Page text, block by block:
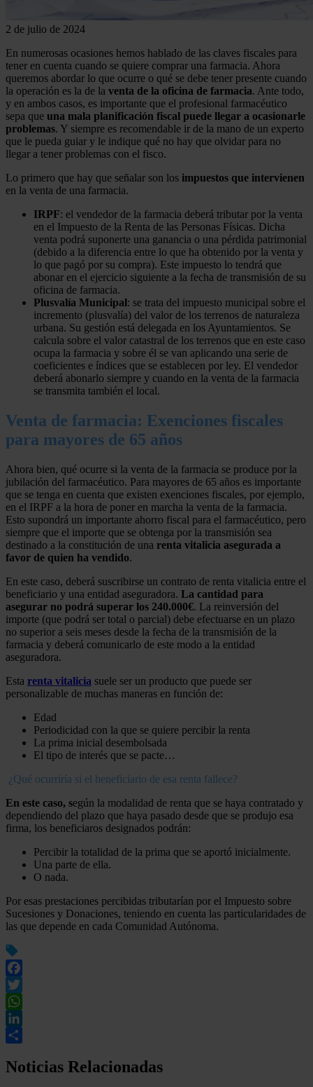
2 de julio de 2024
En numerosas ocasiones hemos hablado de las claves fiscales para
tener en cuenta cuando se quiere comprar una farmacia. Ahora
queremos abordar lo que ocurre o qué se debe tener presente cuando
la operación es la de la venta de la oficina de farmacia. Ante todo,
y en ambos casos, es importante que el profesional farmacéutico
sepa que una mala planificación fiscal puede llegar a ocasionarle
problemas. Y siempre es recomendable ir de la mano de un experto
que le pueda guiar y le indique qué no hay que olvidar para no
llegar a tener problemas con el fisco.
Lo primero que hay que señalar son los impuestos que intervienen
en la venta de una farmacia.
IRPF: el vendedor de la farmacia deberá tributar por la venta
en el Impuesto de la Renta de las Personas Físicas. Dicha
venta podrá suponerte una ganancia o una pérdida patrimonial
(debido a la diferencia entre lo que ha obtenido por la venta y
lo que pagó por su compra). Este impuesto lo tendrá que
abonar en el ejercicio siguiente a la fecha de transmisión de su
oficina de farmacia.
Plusvalía Municipal: se trata del impuesto municipal sobre el
incremento (plusvalía) del valor de los terrenos de naturaleza
urbana. Su gestión está delegada en los Ayuntamientos. Se
calcula sobre el valor catastral de los terrenos que en este caso
ocupa la farmacia y sobre él se van aplicando una serie de
coeficientes e índices que se establecen por ley. El vendedor
deberá abonarlo siempre y cuando en la venta de la farmacia
se transmita también el local.
Venta de farmacia: Exenciones fiscales
para mayores de 65 años
Ahora bien, qué ocurre si la venta de la farmacia se produce por la
jubilación del farmacéutico. Para mayores de 65 años es importante
que se tenga en cuenta que existen exenciones fiscales, por ejemplo,
en el IRPF a la hora de poner en marcha la venta de la farmacia.
Esto supondrá un importante ahorro fiscal para el farmacéutico, pero
siempre que el importe que se obtenga por la transmisión sea
destinado a la constitución de una renta vitalicia asegurada a
favor de quien ha vendido.
En este caso, deberá suscribirse un contrato de renta vitalicia entre el
beneficiario y una entidad aseguradora. La cantidad para
asegurar no podrá superar los 240.000€. La reinversión del
importe (que podrá ser total o parcial) debe efectuarse en un plazo
no superior a seis meses desde la fecha de la transmisión de la
farmacia y deberá comunicarlo de este modo a la entidad
aseguradora.
Esta renta vitalicia suele ser un producto que puede ser
personalizable de muchas maneras en función de:
Edad
Periodicidad con la que se quiere percibir la renta
La prima inicial desembolsada
El tipo de interés que se pacte…
¿Qué ocurriría si el beneficiario de esa renta fallece?
En este caso, según la modalidad de renta que se haya contratado y
dependiendo del plazo que haya pasado desde que se produjo esa
firma, los beneficiaros designados podrán:
Percibir la totalidad de la prima que se aportó inicialmente.
Una parte de ella.
O nada.
Por esas prestaciones percibidas tributarían por el Impuesto sobre
Sucesiones y Donaciones, teniendo en cuenta las particularidades de
las que depende en cada Comunidad Autónoma.
Facebook
Twitter
WhatsApp
LinkedIn
Noticias Relacionadas